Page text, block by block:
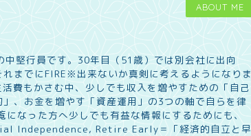
ABOUT ME
中堅行員です。30年目（51歳）では別会社に出向
れまでにFIRE※出来ないか真剣に考えるようになりま
費もかさむ中、少しでも収入を増やすための「自己
、お金を増やす「資産運用」の3つの軸で自らを律
なった方へ少しでも有益な情報にするためにも、
Independence, Retire Early＝「経済的自立と早